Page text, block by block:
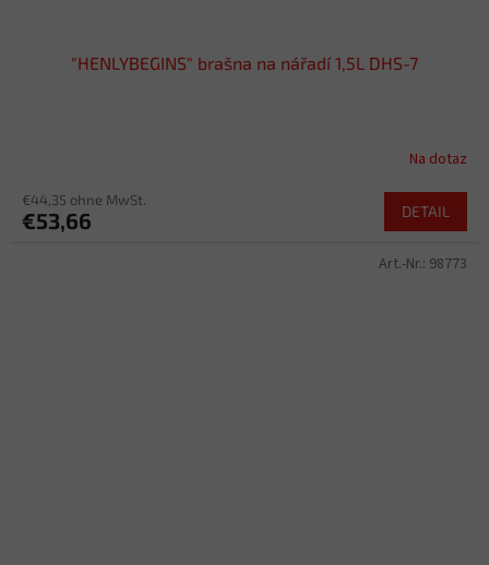
"HENLYBEGINS" brašna na nářadí 1,5L DHS-7
Na dotaz
€44,35 ohne MwSt.
€53,66 DETAIL
Art.-Nr.: 98773